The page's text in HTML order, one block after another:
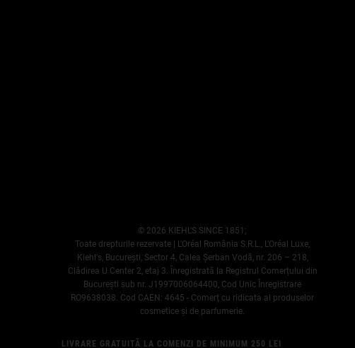
© 2026 KIEHL’S SINCE 1851;
Toate drepturile rezervate | L'Oréal România S.R.L., L'Oréal Luxe,
Kiehl's, Bucureşti, Sector 4, Calea Șerban Vodă, nr. 206 – 218,
Clădirea U Center 2, etaj 3. Înregistrată la Registrul Comerțului din
București sub nr. J1997006064400, Cod Unic Înregistrare
RO9638038. Cod CAEN: 4645 - Comerţ cu ridicata al produselor
cosmetice şi de parfumerie.
LIVRARE GRATUITĂ LA COMENZI DE MINIMUM 250 LEI